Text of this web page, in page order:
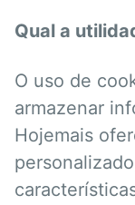
Qual a
O uso de
armazenar
Hojemais